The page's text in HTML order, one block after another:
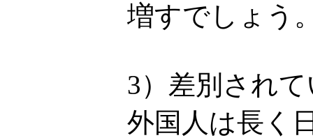
増すでしょう
3）差別され
外国人は長く